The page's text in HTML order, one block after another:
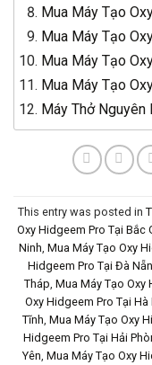
Mua Máy Tạo
Mua Máy Tạo
Mua Máy Tạo
Mua Máy Tạo
Máy Thở
This entry was posted in
Oxy Hidgeem Pro Tại Bắc
Ninh Mua Máy Tạo Oxy
Hidgeem Pro Tại Đà
Tháp Mua Máy Tạo Oxy
Oxy Hidgeem Pro Tại Hà
Tĩnh Mua Máy Tạo Oxy
Hidgeem Pro Tại Hải
Yên Mua Máy Tạo Oxy